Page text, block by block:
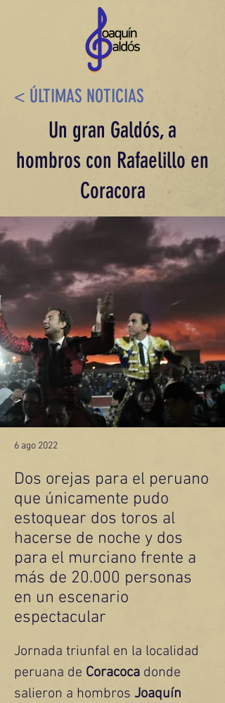
< ÚLTIMAS NOTICIAS
Un gran Galdós, a
hombros con Rafaelillo en
Coracora
6 ago 2022
Dos orejas para el peruano
que únicamente pudo
estoquear dos toros al
hacerse de noche y dos
para el murciano frente a
más de 20.000 personas
en un escenario
espectacular
Jornada triunfal en la localidad
peruana de Coracoca donde
salieron a hombros Joaquín